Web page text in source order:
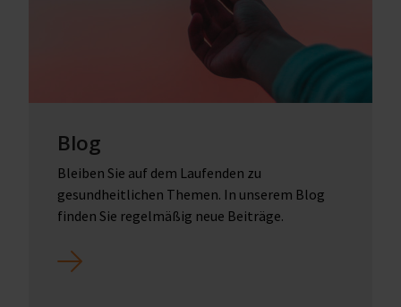
Blog
Bleiben Sie auf dem Laufenden zu
gesundheitlichen Themen. In unserem Blog
finden Sie regelmäßig neue Beiträge.